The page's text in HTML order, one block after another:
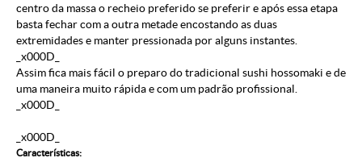
centro da massa o recheio preferido se preferir e após essa etapa
basta fechar com a outra metade encostando as duas
extremidades e manter pressionada por alguns instantes.
_x000D_
Assim fica mais fácil o preparo do tradicional sushi hossomaki e de
uma maneira muito rápida e com um padrão profissional.
_x000D_
_x000D_
Características: